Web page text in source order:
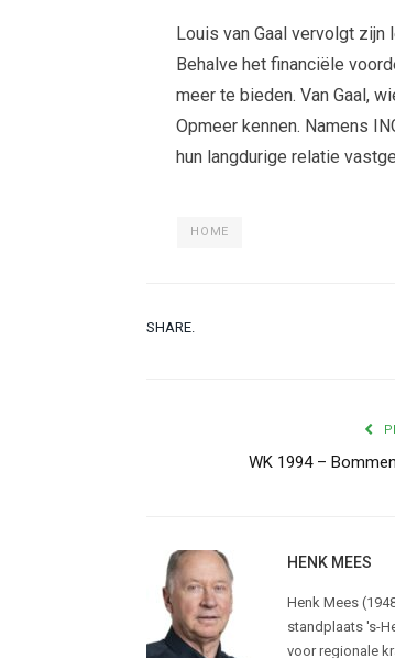
Louis van Gaal vervolgt
Behalve het financiële
meer te bieden. Van Gaal,
Opmeer kennen. Namens
hun langdurige relatie
HOME
SHARE.
WK 1994 –
HENK MEES
Henk Mees
standplaats 's-
voor regionale